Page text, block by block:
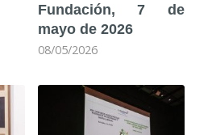
Fundación, 7 de
mayo de 2026
08/05/2026